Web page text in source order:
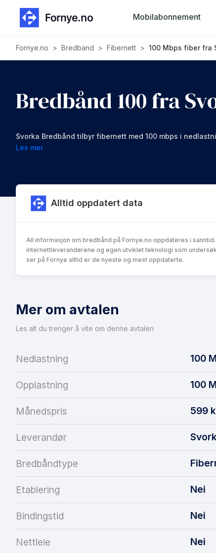
Mobilabonnement
Fornye.no > Bredband > Fibernett > 100 Mbps fiber fra
Bredbånd 100 fra
Svorka Bredbånd tilbyr fibernett med 100 mbps i
Les mer
Alltid oppdatert data
All informasjon om bredbånd på Fornye.no oppdateres i
internettleverandørene og egen utviklet teknologi som
ser på Fornye alltid er de nyeste og mest oppdaterte.
Mer om avtalen
Les alt du trenger å vite om denne avtalen
Nedlastning 100
Opplastning 100
Månedspris 599
Leverandør
Bredbåndtype
Etablering Nei
Bindingstid Nei
Nettleie Nei